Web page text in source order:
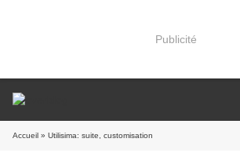
Publicité
Accueil » Utilisima: suite, customisation